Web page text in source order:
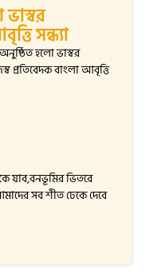
সন্ধ্যা
হলো ভাস্বর
প্রতিবেদক বাংলা আবৃত্তি
যাব,বনভূমির ভিতরে
সব শীত ঢেকে দেবে